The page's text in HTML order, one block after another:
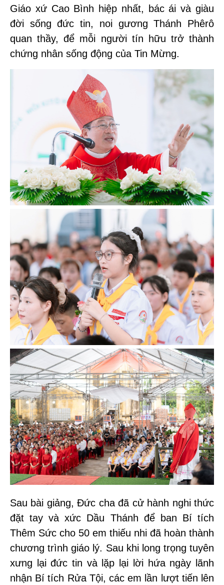
Giáo xứ Cao Bình hiệp nhất, bác ái và giàu
đời sống đức tin, noi gương Thánh Phêrô
quan thầy, để mỗi người tín hữu trở thành
chứng nhân sống động của Tin Mừng.
Sau bài giảng, Đức cha đã cử hành nghi thức
đặt tay và xức Dầu Thánh để ban Bí tích
Thêm Sức cho 50 em thiếu nhi đã hoàn thành
chương trình giáo lý. Sau khi long trọng tuyên
xưng lại đức tin và lặp lại lời hứa ngày lãnh
nhận Bí tích Rửa Tội, các em lần lượt tiến lên